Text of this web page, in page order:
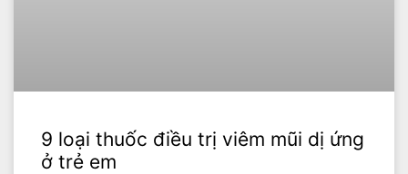
9 loại thuốc điều trị viêm mũi dị ứng
ở trẻ em